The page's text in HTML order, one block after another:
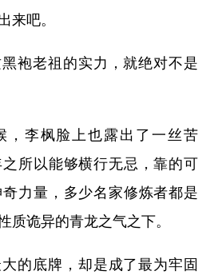
来吧。
袍老祖的实力，就绝对不是
，李枫脸上也露出了一丝苦
所以能够横行无忌，靠的可
力量，多少名家修炼者都是
质诡异的青龙之气之下。
的底牌，却是成了最为牢固